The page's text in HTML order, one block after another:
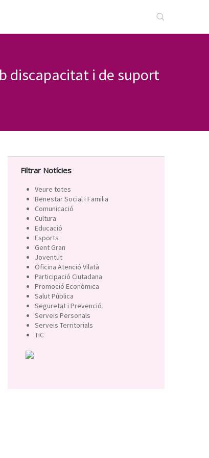
discapacitat i de suport
Filtrar Notícies
Veure totes
Benestar Social i Familia
Comunicació
Cultura
Educació
Esports
Gent Gran
Joventut
Oficina Atenció Vilatà
Participació Ciutadana
Promoció Econòmica
Salut Pública
Seguretat i Prevenció
Serveis Personals
Serveis Territorials
TIC